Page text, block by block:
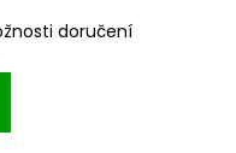
doručení